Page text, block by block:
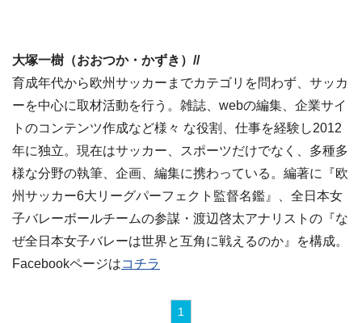
大塚一樹（おおつか・かずき）//
育成年代から欧州サッカーまでカテゴリを問わず、サッカ
ーを中心に取材活動を行う。雑誌、webの編集、企業サイ
トのコンテンツ作成など様々 な役割、仕事を経験し2012
年に独立。現在はサッカー、スポーツだけでなく、多種多
様な分野の執筆、企画、編集に携わっている。編著に『欧
州サッカー6大リーグパーフェクト監督名鑑』、全日本女
子バレーボールチームの参謀・渡辺啓太アナリストの『な
ぜ全日本女子バレーは世界と互角に戦えるのか』を構成。
Facebookページはコチラ
1